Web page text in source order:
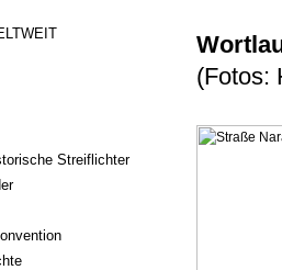
Streiflichter
(Fotos: